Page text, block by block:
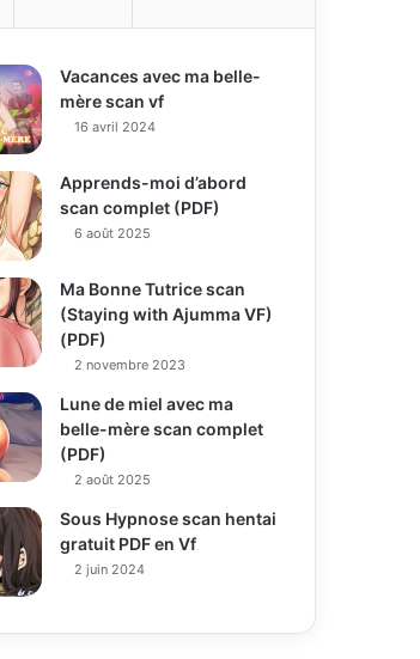
Vacances avec ma belle-
mère scan vf
16 avril 2024
Apprends-moi d’abord
scan complet (PDF)
6 août 2025
Ma Bonne Tutrice scan
(Staying with Ajumma VF)
(PDF)
2 novembre 2023
Lune de miel avec ma
belle-mère scan complet
(PDF)
2 août 2025
Sous Hypnose scan hentai
gratuit PDF en Vf
2 juin 2024